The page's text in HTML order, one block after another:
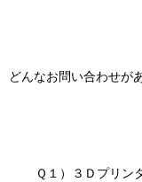
どんなお問い合わせが
Ｑ１）３Ｄプリ